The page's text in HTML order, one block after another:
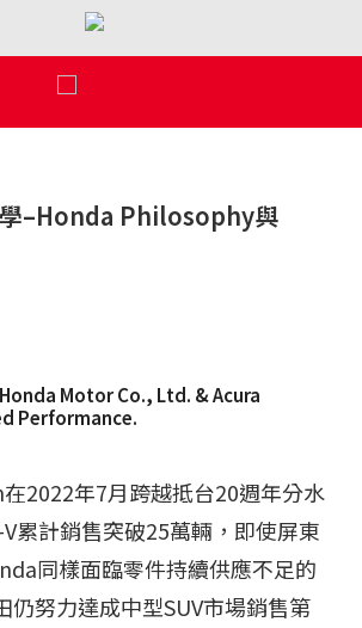
–Honda Philosophy與
Motor Co., Ltd. & Acura
Performance.
2022年7月跨越抵台20週年分水
累計銷售突破25萬輛，即使屏東
同樣面臨零件持續供應不足的
仍努力達成中型SUV市場銷售第